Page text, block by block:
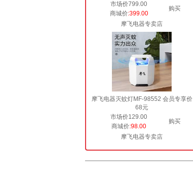
市场价799.00
购买
商城价:399.00
摩飞电器专卖店
摩飞电器灭蚊灯MF-98552 会员专享价
68元
市场价129.00
购买
商城价:98.00
摩飞电器专卖店